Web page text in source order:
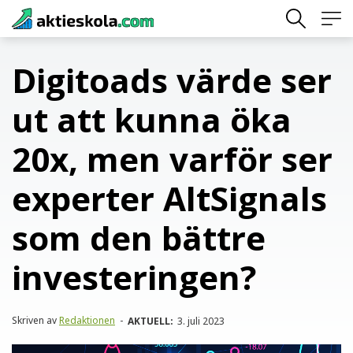
Skip
to
Digitoads värde ser
ut att kunna öka
20x, men varför ser
experter AltSignals
som den bättre
investeringen?
Skriven avRedaktionen - AKTUELL: 3. juli 2023